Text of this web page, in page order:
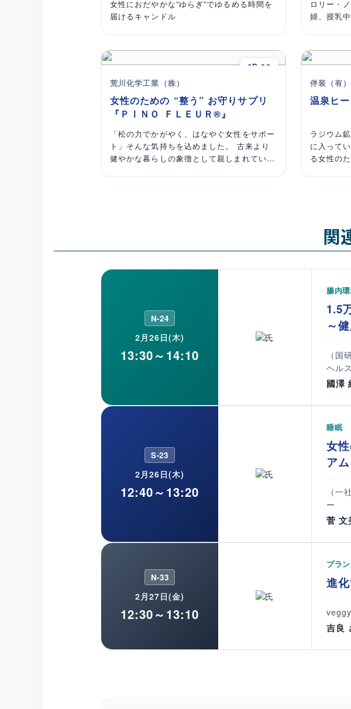
ーツが、親子で身体について話すきっかけと
なることを願っています。
女性におだやかな“ゆらぎ“でゆるめる時間を
届けるキャンドル
ロリー・
婦、授乳
ボトルは
グは
6D-08
荒川化学工業（株）
女性のための “整う” お守りサプリ
『ＰⅠＮＯ ＦＬＥＵＲ®』
「松の力でかがやく、はなやぐ女性をサポー
ト」そんな気持ちを込めました。 古来より
健やかな暮らしの象徴として親しまれている
伴装（有）
温泉ヒ
ラジウム
に入って
る女性の
関
N-24
2月26日(木)
13:30～14:10
腸内
1.5
～
（
ヘル
國澤
S-23
2月26日(木)
12:40～13:20
睡眠
女
ア
（
ー
菅 文
N-33
2月27日(金)
12:30～13:10
プラ
進
吉良